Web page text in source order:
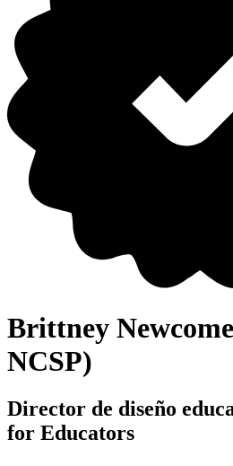
Brittney
NCSP)
Director de diseño
for Educators